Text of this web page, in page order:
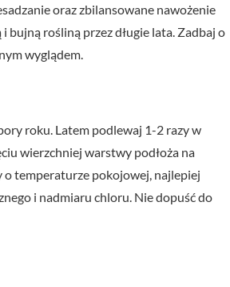
oraz zbilansowane nawożenie
bujną rośliną przez długie lata. Zadbaj o
wyglądem.
roku. Latem podlewaj 1-2 razy w
wierzchniej warstwy podłoża na
o temperaturze pokojowej, najlepiej
i nadmiaru chloru. Nie dopuść do